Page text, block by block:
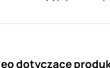
dotyczące